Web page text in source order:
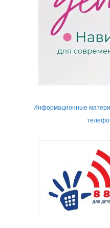
Информационные